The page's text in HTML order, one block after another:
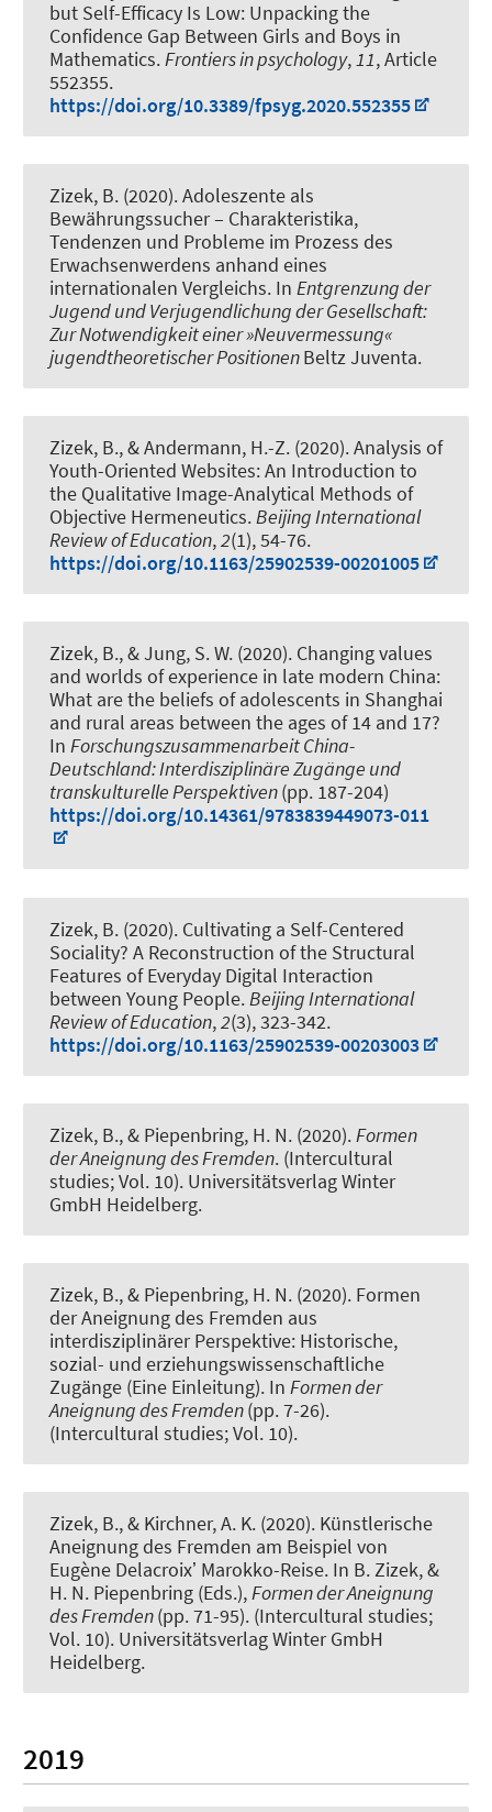
but Self-Efficacy Is Low: Unpacking the
Confidence Gap Between Girls and Boys in
Mathematics.Frontiers in psychology,11, Article
552355.
https://doi.org/10.3389/fpsyg.2020.552355
Zizek, B. (2020).Adoleszente als
Bewährungssucher – Charakteristika,
Tendenzen und Probleme im Prozess des
Erwachsenwerdens anhand eines
internationalen Vergleichs. In Entgrenzung der
Jugend und Verjugendlichung der Gesellschaft:
Zur Notwendigkeit einer »Neuvermessung«
jugendtheoretischer PositionenBeltz Juventa.
Zizek, B., & Andermann, H.-Z. (2020).Analysis of
Youth-Oriented Websites: An Introduction to
the Qualitative Image-Analytical Methods of
Objective Hermeneutics.Beijing International
Review of Education,2(1), 54-76.
https://doi.org/10.1163/25902539-00201005
Zizek, B., & Jung, S. W. (2020). Changing values
and worlds of experience in late modern China:
What are the beliefs of adolescents in Shanghai
and rural areas between the ages of 14 and 17?
In Forschungszusammenarbeit China-
Deutschland: Interdisziplinäre Zugänge und
transkulturelle Perspektiven(pp. 187-204)
https://doi.org/10.14361/9783839449073-011
Zizek, B. (2020). Cultivating a Self-Centered
Sociality? A Reconstruction of the Structural
Features of Everyday Digital Interaction
between Young People.Beijing International
Review of Education,2(3), 323-342.
https://doi.org/10.1163/25902539-00203003
Zizek, B., & Piepenbring, H. N. (2020).Formen
der Aneignung des Fremden. (Intercultural
studies; Vol. 10). Universitätsverlag Winter
GmbH Heidelberg.
Zizek, B., & Piepenbring, H. N. (2020). Formen
der Aneignung des Fremden aus
interdisziplinärer Perspektive: Historische,
sozial- und erziehungswissenschaftliche
Zugänge (Eine Einleitung). In Formen der
Aneignung des Fremden(pp. 7-26).
(Intercultural studies; Vol. 10).
Zizek, B., & Kirchner, A. K. (2020). Künstlerische
Aneignung des Fremden am Beispiel von
Eugène Delacroixʼ Marokko-Reise. In B. Zizek, &
H. N. Piepenbring (Eds.),Formen der Aneignung
des Fremden(pp. 71-95). (Intercultural studies;
Vol. 10). Universitätsverlag Winter GmbH
Heidelberg.
2019